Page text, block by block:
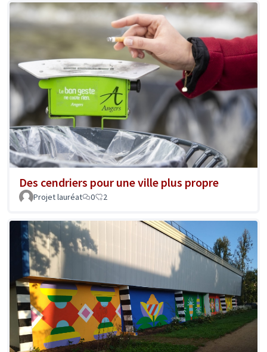
Des cendriers pour une ville plus propre
Projet lauréat 0 2